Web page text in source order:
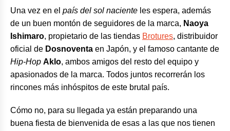
Una vez en el país del sol naciente les espera, además
de un buen montón de seguidores de la marca, Naoya
Ishimaro, propietario de las tiendas Brotures, distribuidor
oficial de Dosnoventa en Japón, y el famoso cantante de
Hip-Hop Aklo, ambos amigos del resto del equipo y
apasionados de la marca. Todos juntos recorrerán los
rincones más inhóspitos de este brutal país.
Cómo no, para su llegada ya están preparando una
buena fiesta de bienvenida de esas a las que nos tienen